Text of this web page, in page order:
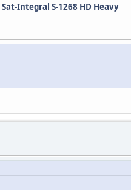
Integral S-1268 HD Heavy